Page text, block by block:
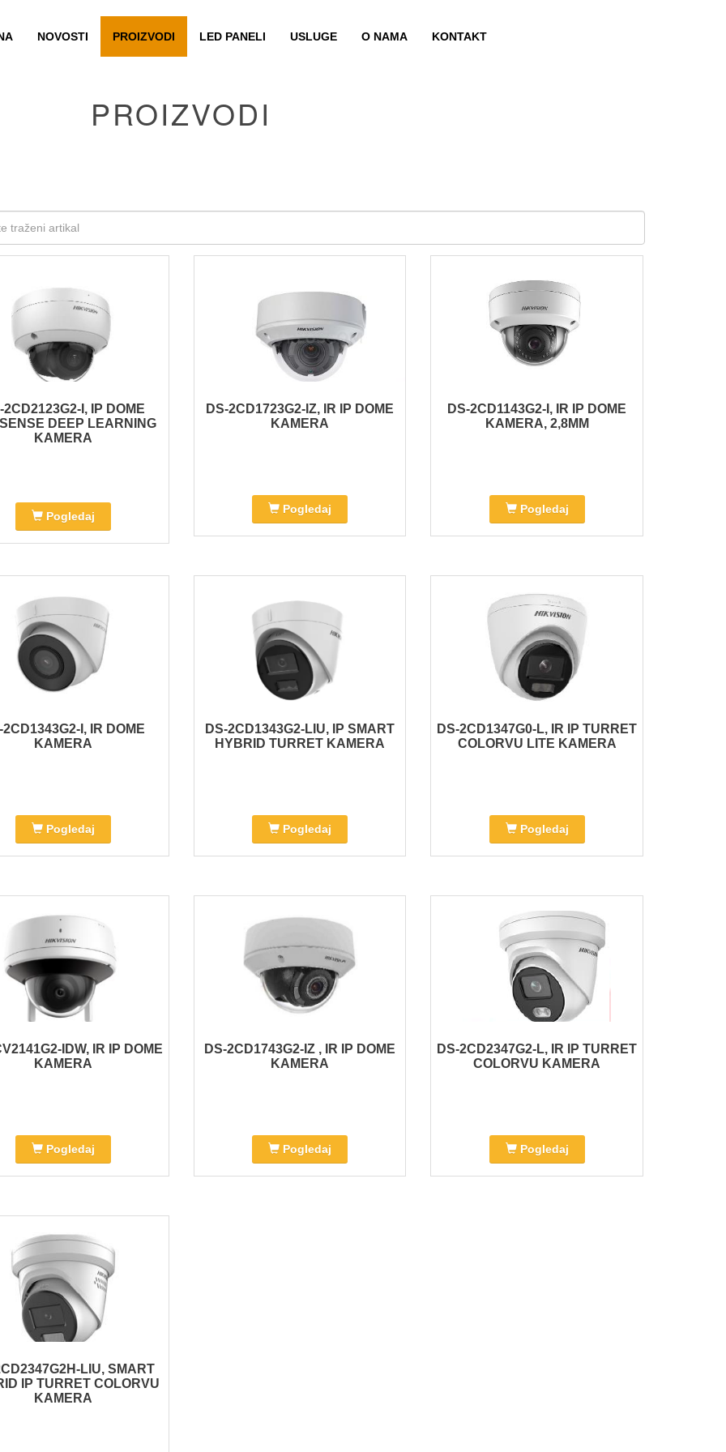
NOVOSTI PROIZVODI LED PANELI USLUGE O NAMA KONTAKT
PROIZVODI
2CD2123G2-I, IP DOME
DEEP LEARNING
KAMERA
Pogledaj
DS-2CD1723G2-IZ, IR IP DOME
KAMERA
Pogledaj
DS-2CD1143G2-I, IR IP DOME
KAMERA, 2,8MM
Pogledaj
2CD1343G2-I, IR DOME
KAMERA
Pogledaj
DS-2CD1343G2-LIU, IP SMART
HYBRID TURRET KAMERA
Pogledaj
DS-2CD1347G0-L, IR IP TURRET
COLORVU LITE KAMERA
Pogledaj
IDW, IR IP DOME
KAMERA
Pogledaj
DS-2CD1743G2-IZ , IR IP DOME
KAMERA
Pogledaj
DS-2CD2347G2-L, IR IP TURRET
COLORVU KAMERA
Pogledaj
LIU, SMART
IP TURRET COLORVU
KAMERA